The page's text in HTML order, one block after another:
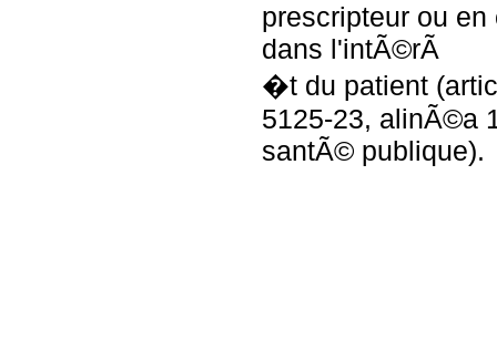
prescripteur ou
dans l'intÃ©rÃ
�t du patient
5125-23, alinÃ©a
santÃ© publique).